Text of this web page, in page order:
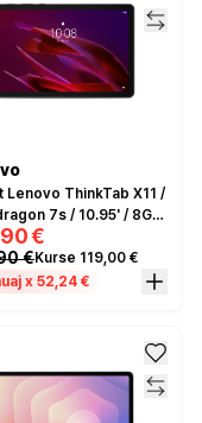
Lenovo ThinkTab X11 /
7s / 10.95' / 8GB
- Zezë
€
€Kurse 119,00 €
x 52,24 €